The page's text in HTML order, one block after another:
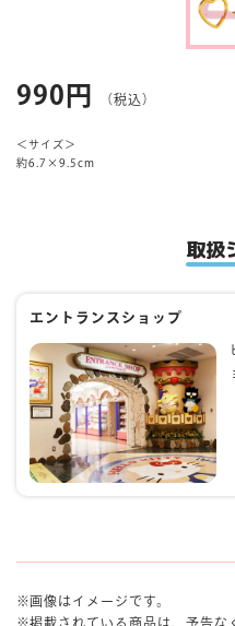
990円 （税込）
＜サイズ＞
約6.7×9.5cm
取扱
エントランスショップ
画像はイメージです。
掲載されている商品は、予告な